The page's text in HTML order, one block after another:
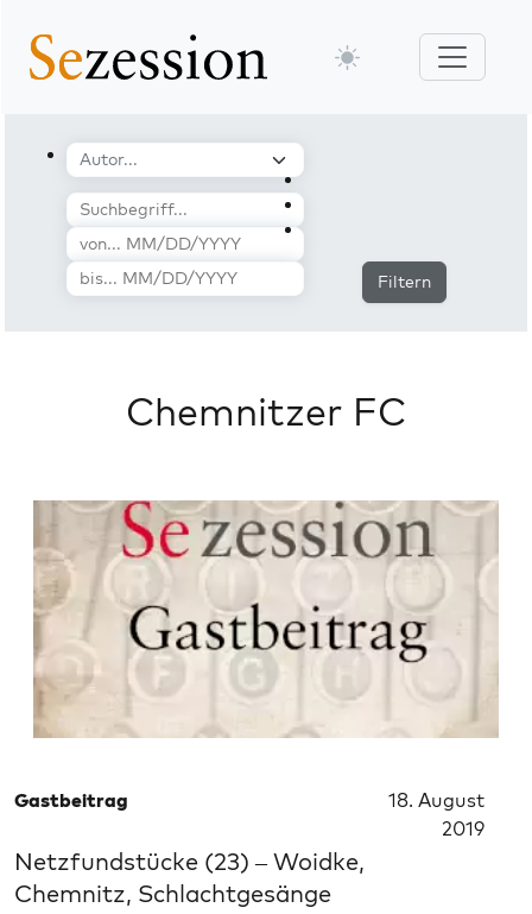
Filtern
Chemnitzer FC
Gastbeitrag
18. August
2019
Netzfundstücke (23) – Woidke,
Chemnitz, Schlachtgesänge